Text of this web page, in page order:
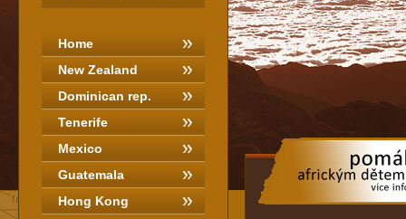
Home
New Zealand
Dominican rep.
Tenerife
Mexico
Guatemala
Hong Kong